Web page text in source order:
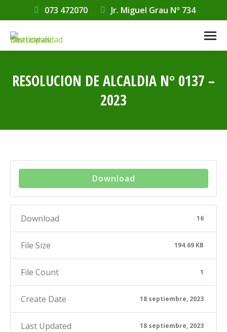
073 472070 Jr. Miguel Grau Nº 734
RESOLUCION DE ALCALDIA N° 0137 –
2023
Download
Download 16
File Size 194.69 KB
File Count 1
Create Date 18 septiembre, 2023
Last Updated 18 septiembre, 2023